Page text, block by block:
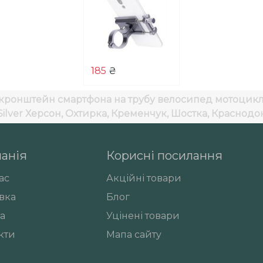
185 ₴
смартфона на трубу велосипед
Херсон, Охтирка, Кременчук, Шостка,
Корисні посилання
Акційні товари
Блог
Уцінені товари
Мапа сайту